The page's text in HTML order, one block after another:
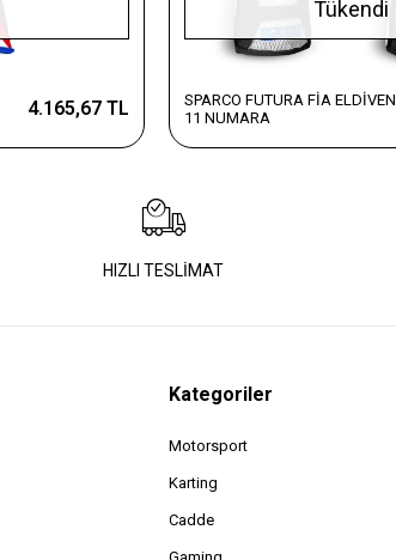
4.165,67 TL
Tükendi
SPARCO FUTURA FİA ELDİVEN
11 NUMARA
HIZLI TESLİMAT
Kategoriler
Motorsport
Karting
Cadde